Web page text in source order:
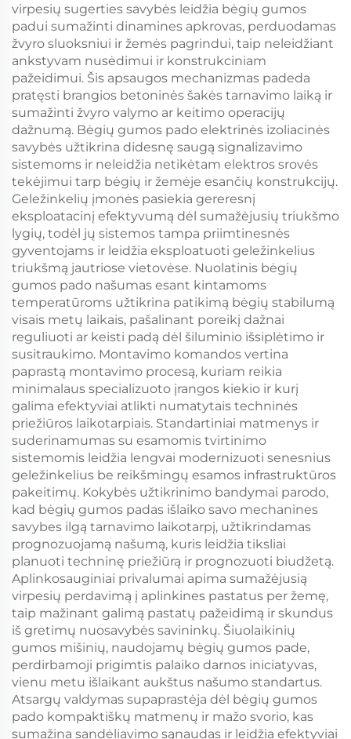
virpesių sugerties savybės leidžia bėgių gumos
padui sumažinti dinamines apkrovas, perduodamas
žvyro sluoksniui ir žemės pagrindui, taip neleidžiant
ankstyvam nusėdimui ir konstrukciniam
pažeidimui. Šis apsaugos mechanizmas padeda
pratęsti brangios betoninės šakės tarnavimo laiką ir
sumažinti žvyro valymo ar keitimo operacijų
dažnumą. Bėgių gumos pado elektrinės izoliacinės
savybės užtikrina didesnę saugą signalizavimo
sistemoms ir neleidžia netikėtam elektros srovės
tekėjimui tarp bėgių ir žemėje esančių konstrukcijų.
Geležinkelių įmonės pasiekia gereresnį
eksploatacinį efektyvumą dėl sumažėjusių triukšmo
lygių, todėl jų sistemos tampa priimtinesnės
gyventojams ir leidžia eksploatuoti geležinkelius
triukšmą jautriose vietovėse. Nuolatinis bėgių
gumos pado našumas esant kintamoms
temperatūroms užtikrina patikimą bėgių stabilumą
visais metų laikais, pašalinant poreikį dažnai
reguliuoti ar keisti padą dėl šiluminio išsiplėtimo ir
susitraukimo. Montavimo komandos vertina
paprastą montavimo procesą, kuriam reikia
minimalaus specializuoto įrangos kiekio ir kurį
galima efektyviai atlikti numatytais techninės
priežiūros laikotarpiais. Standartiniai matmenys ir
suderinamumas su esamomis tvirtinimo
sistemomis leidžia lengvai modernizuoti senesnius
geležinkelius be reikšmingų esamos infrastruktūros
pakeitimų. Kokybės užtikrinimo bandymai parodo,
kad bėgių gumos padas išlaiko savo mechanines
savybes ilgą tarnavimo laikotarpį, užtikrindamas
prognozuojamą našumą, kuris leidžia tiksliai
planuoti techninę priežiūrą ir prognozuoti biudžetą.
Aplinkosauginiai privalumai apima sumažėjusią
virpesių perdavimą į aplinkines pastatus per žemę,
taip mažinant galimą pastatų pažeidimą ir skundus
iš gretimų nuosavybės savininkų. Šiuolaikinių
gumos mišinių, naudojamų bėgių gumos pade,
perdirbamoji prigimtis palaiko darnos iniciatyvas,
vienu metu išlaikant aukštus našumo standartus.
Atsargų valdymas supaprastėja dėl bėgių gumos
pado kompaktiškų matmenų ir mažo svorio, kas
sumažina sandėliavimo sąnaudas ir leidžia efektyviai